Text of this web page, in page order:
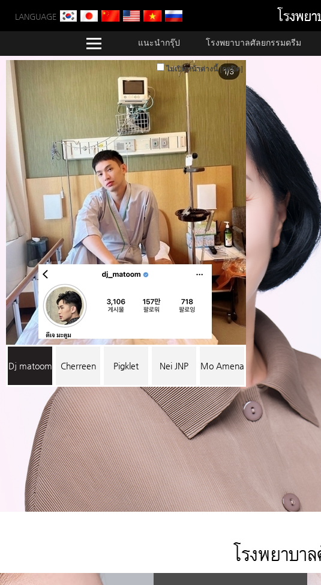
Dj matoom Cherreen Pigklet Nei JNP Mo Amena
ไม่เปิดหน้าต่างนี้ [กดปิด]
LANGUAGE
แนะนำกรุ๊ป โรงพยาบาลศัลยกรรมดรีม